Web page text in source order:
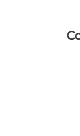
Dirección
Escribe un